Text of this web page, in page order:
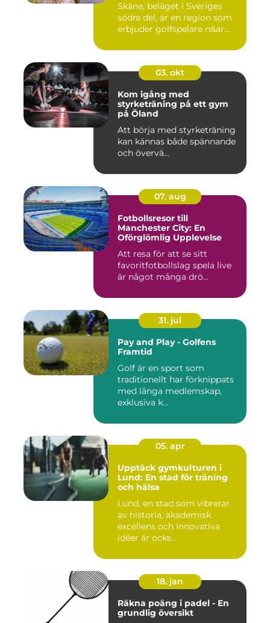
Skåne, beläget i Sveriges
södra del, är en region som
erbjuder golfspelare n&ar...
03. okt
Kom igång med
styrketräning på ett gym
på Öland
Att börja med styrketräning
kan kännas både spännande
och övervä...
07. aug
Fotbollsresor till
Manchester City: En
Oförglömlig Upplevelse
Att resa för att se sitt
favoritfotbollslag spela live
är något många drö...
31. jul
Pay and Play - Golfens
Framtid
Golf är en sport som
traditionellt har förknippats
med långa medlemskap,
exklusiva k...
05. apr
Upptäck gymkulturen i
Lund: En stad för träning
och hälsa
Lund, en stad som vibrerar
av historia, akademisk
excellens och innovativa
idéer är ocks...
18. jan
Räkna poäng i padel - En
grundlig översikt